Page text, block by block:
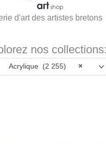
d'art des artistes bretons
nos collections:
×
Acrylique (2 255)